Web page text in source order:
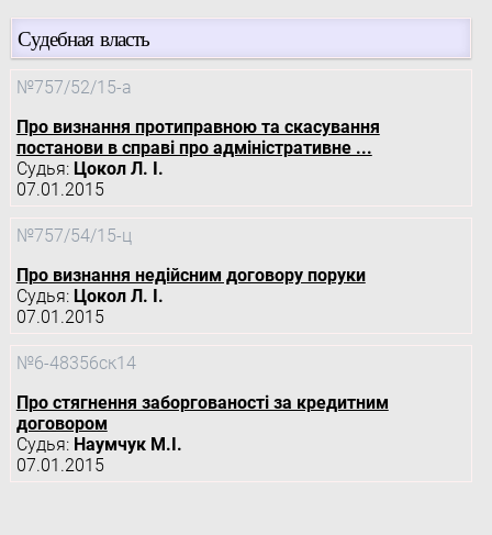
Судебная власть
№757/52/15-а
Про визнання протиправною та скасування
постанови в справі про адміністративне ...
Судья: Цокол Л. І.
07.01.2015
№757/54/15-ц
Про визнання недійсним договору поруки
Судья: Цокол Л. І.
07.01.2015
№6-48356ск14
Про стягнення заборгованості за кредитним
договором
Судья: Наумчук М.І.
07.01.2015